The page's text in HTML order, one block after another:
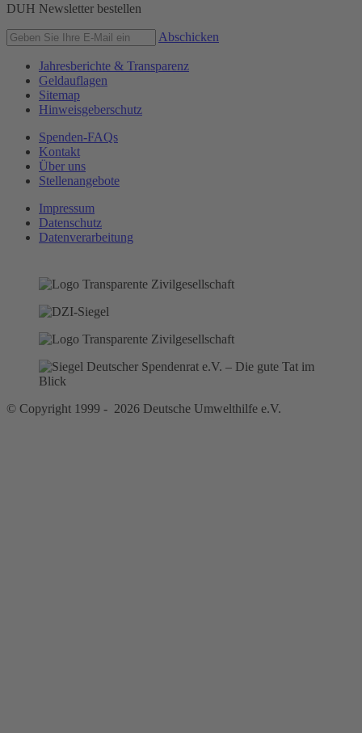
DUH Newsletter bestellen
Abschicken
Jahresberichte & Transparenz
Geldauflagen
Sitemap
Hinweisgeberschutz
Spenden-FAQs
Kontakt
Über uns
Stellenangebote
Impressum
Datenschutz
Datenverarbeitung
© Copyright 1999 - 2026 Deutsche Umwelthilfe e.V.